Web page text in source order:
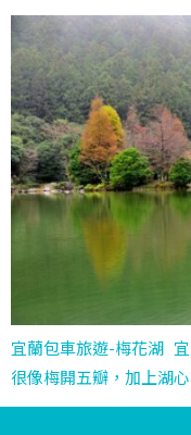
宜蘭包車旅遊-梅花湖
很像梅開五瓣，加上湖